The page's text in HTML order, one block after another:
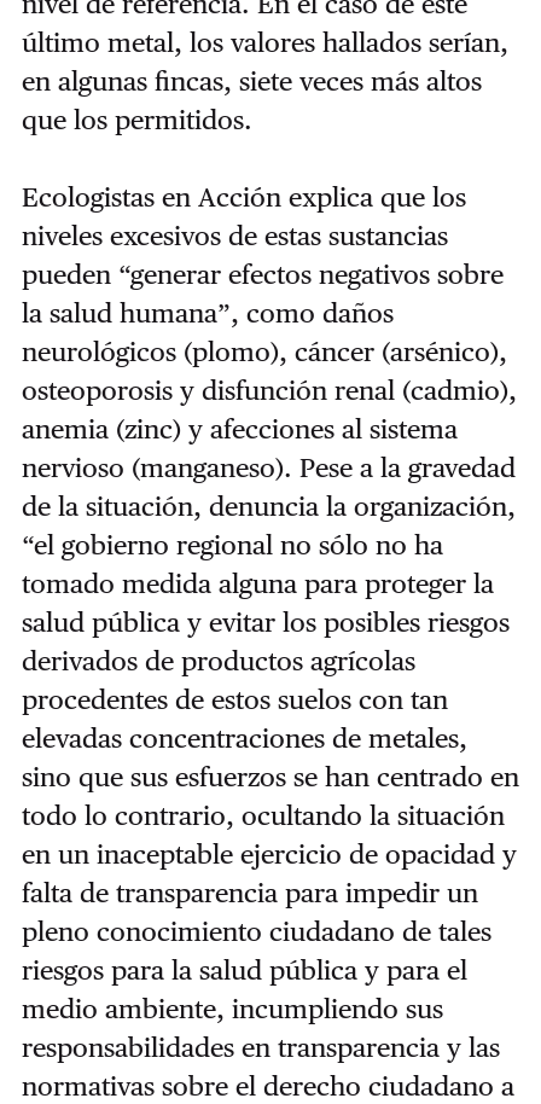
último metal, los valores hallados serían,
en algunas fincas, siete veces más altos
que los permitidos.
Ecologistas en Acción explica que los
niveles excesivos de estas sustancias
pueden “generar efectos negativos sobre
la salud humana”, como daños
neurológicos (plomo), cáncer (arsénico),
osteoporosis y disfunción renal (cadmio),
anemia (zinc) y afecciones al sistema
nervioso (manganeso). Pese a la gravedad
de la situación, denuncia la organización,
“el gobierno regional no sólo no ha
tomado medida alguna para proteger la
salud pública y evitar los posibles riesgos
derivados de productos agrícolas
procedentes de estos suelos con tan
elevadas concentraciones de metales,
sino que sus esfuerzos se han centrado en
todo lo contrario, ocultando la situación
en un inaceptable ejercicio de opacidad y
falta de transparencia para impedir un
pleno conocimiento ciudadano de tales
riesgos para la salud pública y para el
medio ambiente, incumpliendo sus
responsabilidades en transparencia y las
normativas sobre el derecho ciudadano a